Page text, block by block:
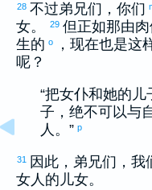
28 不过弟兄们，你们
女。
29 但正如那由
生的 o ，现在也是这
呢？
“把女仆和她的
子，绝不可以与
人。” p
31
因此，弟兄们，
女人的儿女。